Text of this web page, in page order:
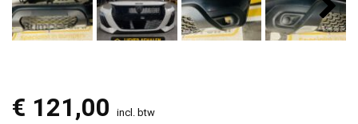
€ 121,00 incl. btw